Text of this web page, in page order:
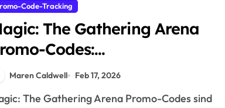
Code-Tracking
The Gathering Arena
Codes:
Veröffentlichungstermine,
Einlöseverfahren
Maren Caldwell Feb 17, 2026